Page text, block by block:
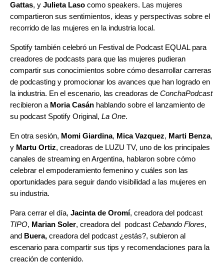
Gattas, y Julieta Laso como speakers. Las mujeres
compartieron sus sentimientos, ideas y perspectivas sobre el
recorrido de las mujeres en la industria local.
Spotify también celebró un Festival de Podcast EQUAL para
creadores de podcasts para que las mujeres pudieran
compartir sus conocimientos sobre cómo desarrollar carreras
de podcasting y promocionar los avances que han logrado en
la industria. En el escenario, las creadoras de ConchaPodcast
recibieron a Moria Casán hablando sobre el lanzamiento de
su podcast Spotify Original, La One.
En otra sesión, Momi Giardina, Mica Vazquez, Marti Benza,
y Martu Ortiz, creadoras de LUZU TV, uno de los principales
canales de streaming en Argentina, hablaron sobre cómo
celebrar el empoderamiento femenino y cuáles son las
oportunidades para seguir dando visibilidad a las mujeres en
su industria.
Para cerrar el día, Jacinta de Oromí, creadora del podcast
TIPO, Marian Soler, creadora del podcast Cebando Flores,
and Buera, creadora del podcast ¿estás?, subieron al
escenario para compartir sus tips y recomendaciones para la
creación de contenido.